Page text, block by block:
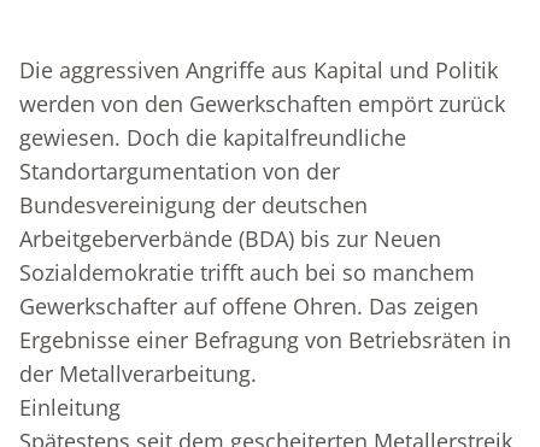
Die aggressiven Angriffe aus Kapital und Politik
werden von den Gewerkschaften empört zurück
gewiesen. Doch die kapitalfreundliche
Standortargumentation von der
Bundesvereinigung der deutschen
Arbeitgeberverbände (BDA) bis zur Neuen
Sozialdemokratie trifft auch bei so manchem
Gewerkschafter auf offene Ohren. Das zeigen
Ergebnisse einer Befragung von Betriebsräten in
der Metallverarbeitung.
Einleitung
Spätestens seit dem gescheiterten Metallerstreik